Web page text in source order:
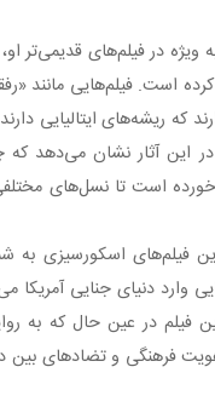
در فیلم‌های قدیمی‌تر
کرده است. فیلم‌هایی مانند
دارند که ریشه‌های ایتالیایی
در این آثار نشان می‌دهد
است تا نسل‌های
فیلم‌های اسکورسیزی به
وارد دنیای جنایی آمریکا
فیلم در عین حال که به
فرهنگی و تضادهای